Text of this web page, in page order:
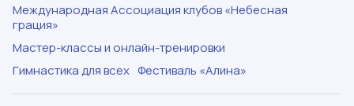
Международная Ассоциация клубов «Небесная
грация»
Мастер-классы и онлайн-тренировки
Гимнастика для всех Фестиваль «Алина»